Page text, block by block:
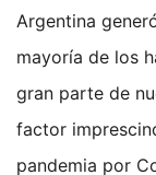
Argentina
mayoría de los
gran parte de
factor
pandemia por